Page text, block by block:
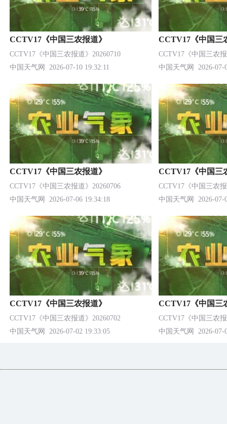
CCTV17《中国三农报道》
CCTV17《中国三农报道》20260710
中国天气网
2026-07-10 19:32:11
CCTV17《中国三
CCTV17《中国三农
中国天气网
2026-07-
CCTV17《中国三农报道》
CCTV17《中国三农报道》20260706
中国天气网
2026-07-06 19:34:18
CCTV17《中国三
CCTV17《中国三农
中国天气网
2026-07-
CCTV17《中国三农报道》
CCTV17《中国三农报道》20260702
中国天气网
2026-07-02 19:33:05
CCTV17《中国三
CCTV17《中国三农
中国天气网
2026-07-